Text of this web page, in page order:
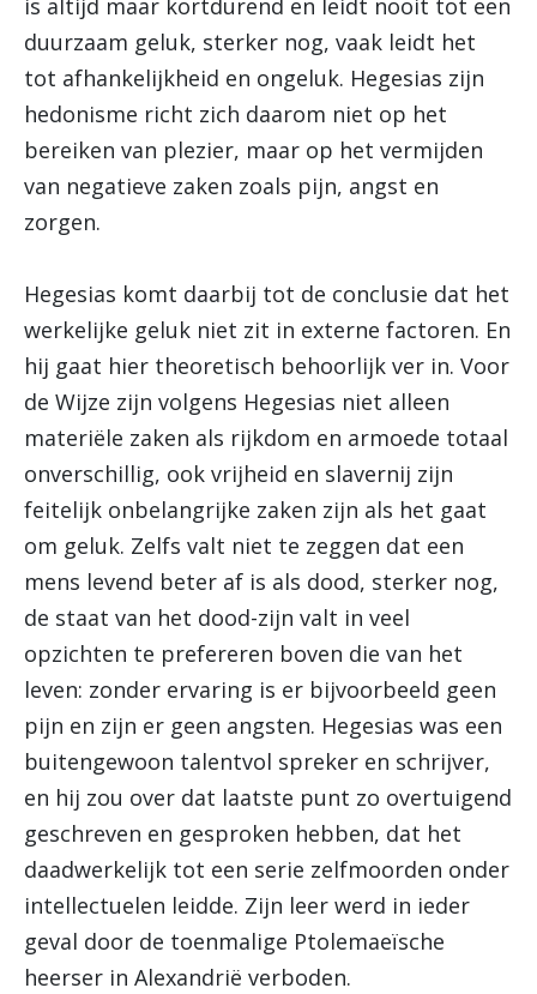
is altijd maar kortdurend en leidt nooit tot een
duurzaam geluk, sterker nog, vaak leidt het
tot afhankelijkheid en ongeluk. Hegesias zijn
hedonisme richt zich daarom niet op het
bereiken van plezier, maar op het vermijden
van negatieve zaken zoals pijn, angst en
zorgen.
Hegesias komt daarbij tot de conclusie dat het
werkelijke geluk niet zit in externe factoren. En
hij gaat hier theoretisch behoorlijk ver in. Voor
de Wijze zijn volgens Hegesias niet alleen
materiële zaken als rijkdom en armoede totaal
onverschillig, ook vrijheid en slavernij zijn
feitelijk onbelangrijke zaken zijn als het gaat
om geluk. Zelfs valt niet te zeggen dat een
mens levend beter af is als dood, sterker nog,
de staat van het dood-zijn valt in veel
opzichten te prefereren boven die van het
leven: zonder ervaring is er bijvoorbeeld geen
pijn en zijn er geen angsten. Hegesias was een
buitengewoon talentvol spreker en schrijver,
en hij zou over dat laatste punt zo overtuigend
geschreven en gesproken hebben, dat het
daadwerkelijk tot een serie zelfmoorden onder
intellectuelen leidde. Zijn leer werd in ieder
geval door de toenmalige Ptolemaeïsche
heerser in Alexandrië verboden.